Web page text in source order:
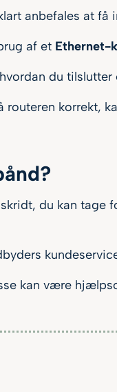
anbefales at
af et Ethernet-
du tilslutter
du kan
kan være